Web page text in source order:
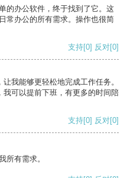
的办公软件，终于找到了它。这
常办公的所有需求。操作也很简
支持[0] 反对[0]
我能够更轻松地完成工作任务。
可以提前下班，有更多的时间陪
支持[0] 反对[0]
所有需求。